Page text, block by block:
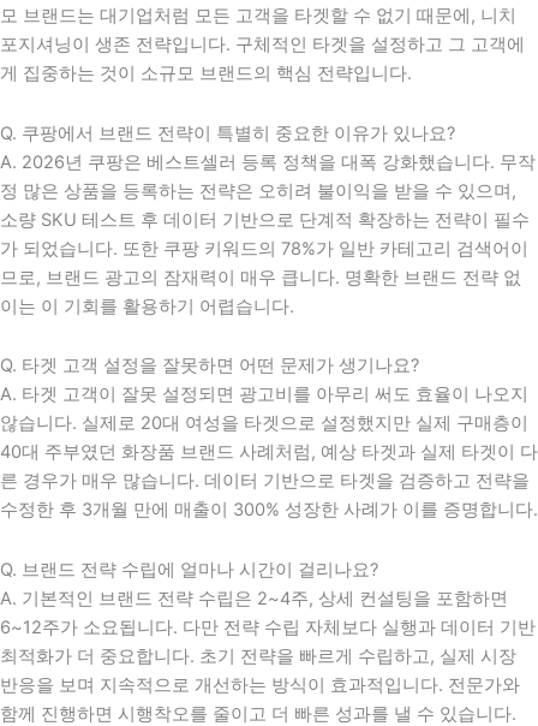
모 브랜드는 대기업처럼 모든 고객을 타겟할 수 없기 때문에, 니치
포지셔닝이 생존 전략입니다. 구체적인 타겟을 설정하고 그 고객에
게 집중하는 것이 소규모 브랜드의 핵심 전략입니다.
Q. 쿠팡에서 브랜드 전략이 특별히 중요한 이유가 있나요?
A. 2026년 쿠팡은 베스트셀러 등록 정책을 대폭 강화했습니다. 무작
정 많은 상품을 등록하는 전략은 오히려 불이익을 받을 수 있으며,
소량 SKU 테스트 후 데이터 기반으로 단계적 확장하는 전략이 필수
가 되었습니다. 또한 쿠팡 키워드의 78%가 일반 카테고리 검색어이
므로, 브랜드 광고의 잠재력이 매우 큽니다. 명확한 브랜드 전략 없
이는 이 기회를 활용하기 어렵습니다.
Q. 타겟 고객 설정을 잘못하면 어떤 문제가 생기나요?
A. 타겟 고객이 잘못 설정되면 광고비를 아무리 써도 효율이 나오지
않습니다. 실제로 20대 여성을 타겟으로 설정했지만 실제 구매층이
40대 주부였던 화장품 브랜드 사례처럼, 예상 타겟과 실제 타겟이 다
른 경우가 매우 많습니다. 데이터 기반으로 타겟을 검증하고 전략을
수정한 후 3개월 만에 매출이 300% 성장한 사례가 이를 증명합니다.
Q. 브랜드 전략 수립에 얼마나 시간이 걸리나요?
A. 기본적인 브랜드 전략 수립은 2~4주, 상세 컨설팅을 포함하면
6~12주가 소요됩니다. 다만 전략 수립 자체보다 실행과 데이터 기반
최적화가 더 중요합니다. 초기 전략을 빠르게 수립하고, 실제 시장
반응을 보며 지속적으로 개선하는 방식이 효과적입니다. 전문가와
함께 진행하면 시행착오를 줄이고 더 빠른 성과를 낼 수 있습니다.